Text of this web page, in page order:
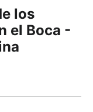
los
el Boca -